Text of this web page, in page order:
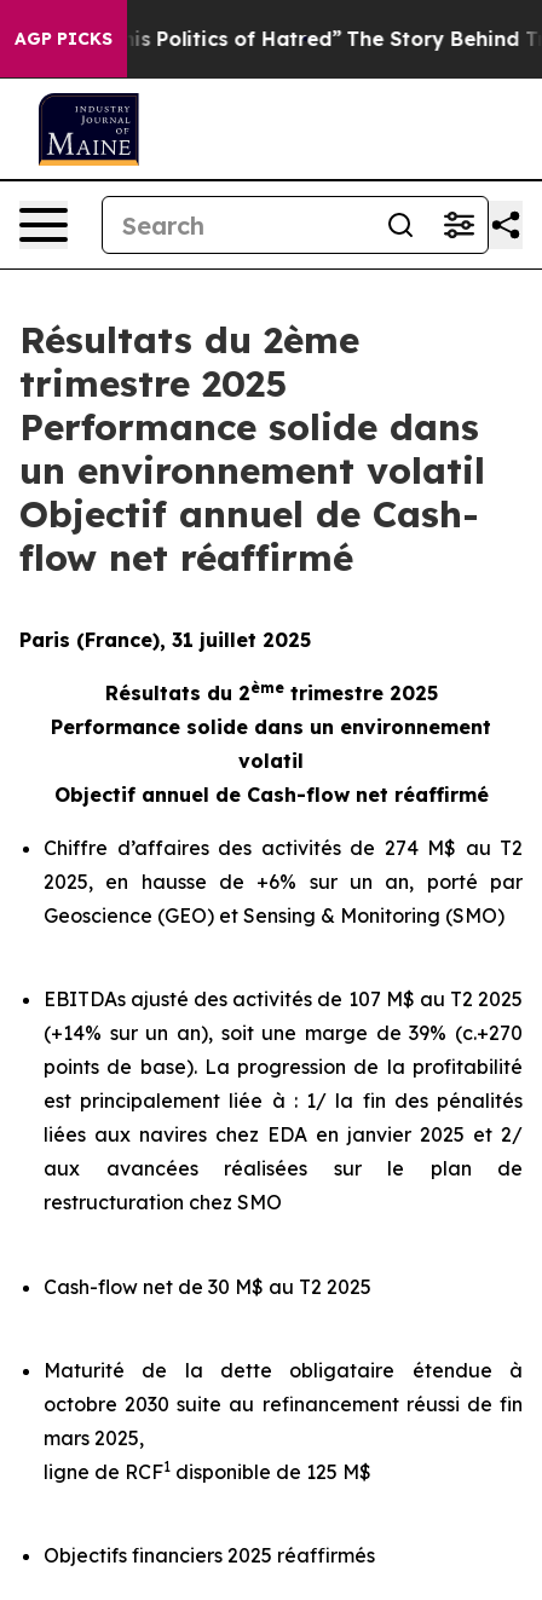
AGP PICKSof Hatred” The Story Behind Trump’s
Résultats du 2ème
trimestre 2025
Performance solide dans
un environnement volatil
Objectif annuel de Cash-
flow net réaffirmé
Paris (France), 31 juillet 2025
Résultats du 2èmetrimestre 2025
Performance solide dans un environnement
volatil
Objectif annuel de Cash-flow net réaffirmé
Chiffre d’affaires des activités de 274 M$ au T2
2025, en hausse de +6% sur un an, porté par
Geoscience (GEO) et Sensing & Monitoring (SMO)
EBITDAs ajusté des activités de 107 M$ au T2 2025
(+14% sur un an), soit une marge de 39% (c.+270
points de base). La progression de la profitabilité
est principalement liée à : 1/ la fin des pénalités
liées aux navires chez EDA en janvier 2025 et 2/
aux avancées réalisées sur le plan de
restructuration chez SMO
Cash-flow net de 30 M$ au T2 2025
Maturité de la dette obligataire étendue à
octobre 2030 suite au refinancement réussi de fin
mars 2025,
ligne de RCF1 disponible de 125 M$
Objectifs financiers 2025 réaffirmés